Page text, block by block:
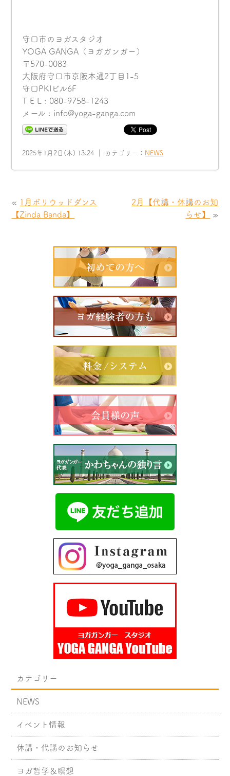
守口市のヨガスタジオ
YOGA GANGA（ヨガガンガー）
〒570-0083
大阪府守口市京阪本通2丁目1-5
守口PKIビル6F
T E L : 080-9758-1243
メール : info@yoga-ganga.com
2025年1月2日(木) 13:24 ｜ カテゴリー： NEWS
« 1月ボリウッドダンス
【Zinda Banda】
2月【代講・休講のお知
らせ】
»
カテゴリー
NEWS
イベント情報
休講・代講のお知らせ
ヨガ哲学＆瞑想